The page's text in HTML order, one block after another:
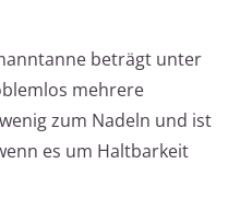
beträgt unter
mehrere
zum Nadeln und ist
es um Haltbarkeit